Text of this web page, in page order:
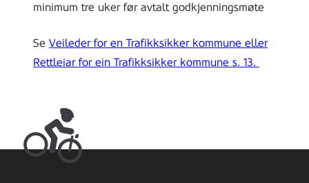
minimum tre uker før avtalt godkjenningsmøte
Se Veileder for en Trafikksikker kommune eller
Rettleiar for ein Trafikksikker kommune s. 13.